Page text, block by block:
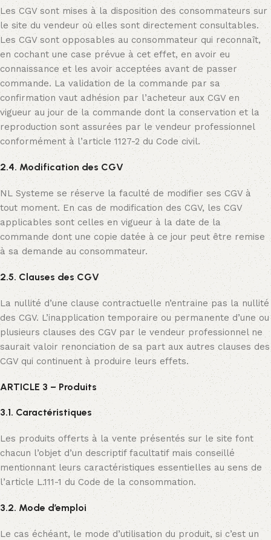
Les CGV sont mises à la disposition des consommateurs sur
le site du vendeur où elles sont directement consultables.
Les CGV sont opposables au consommateur qui reconnaît,
en cochant une case prévue à cet effet, en avoir eu
connaissance et les avoir acceptées avant de passer
commande. La validation de la commande par sa
confirmation vaut adhésion par l’acheteur aux CGV en
vigueur au jour de la commande dont la conservation et la
reproduction sont assurées par le vendeur professionnel
conformément à l’article 1127-2 du Code civil.
2.4. Modification des CGV
NL Systeme se réserve la faculté de modifier ses CGV à
tout moment. En cas de modification des CGV, les CGV
applicables sont celles en vigueur à la date de la
commande dont une copie datée à ce jour peut être remise
à sa demande au consommateur.
2.5. Clauses des CGV
La nullité d’une clause contractuelle n’entraine pas la nullité
des CGV. L’inapplication temporaire ou permanente d’une ou
plusieurs clauses des CGV par le vendeur professionnel ne
saurait valoir renonciation de sa part aux autres clauses des
CGV qui continuent à produire leurs effets.
ARTICLE 3 – Produits
3.1. Caractéristiques
Les produits offerts à la vente présentés sur le site font
chacun l’objet d’un descriptif facultatif mais conseillé
mentionnant leurs caractéristiques essentielles au sens de
l’article L.111-1 du Code de la consommation.
3.2. Mode d’emploi
Le cas échéant, le mode d’utilisation du produit, si c’est un